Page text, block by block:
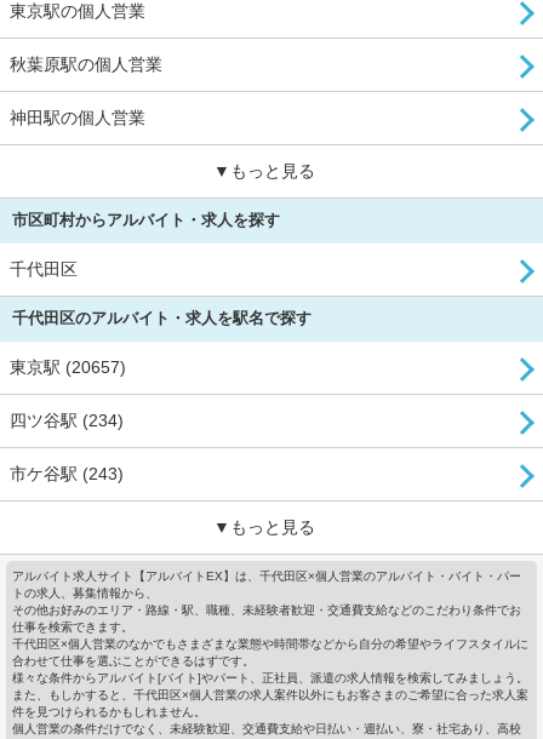
東京駅の個人営業
秋葉原駅の個人営業
神田駅の個人営業
▼もっと見る
市区町村からアルバイト・求人を探す
千代田区
千代田区のアルバイト・求人を駅名で探す
東京駅 (20657)
四ツ谷駅 (234)
市ケ谷駅 (243)
▼もっと見る
アルバイト求人サイト【アルバイトEX】は、千代田区×個人営業のアルバイト・バイト・パー
トの求人、募集情報から、
その他お好みのエリア・路線・駅、職種、未経験者歓迎・交通費支給などのこだわり条件でお
仕事を検索できます。
千代田区×個人営業のなかでもさまざまな業態や時間帯などから自分の希望やライフスタイルに
合わせて仕事を選ぶことができるはずです。
様々な条件からアルバイト[バイト]やパート、正社員、派遣の求人情報を検索してみましょう。
また、もしかすると、千代田区×個人営業の求人案件以外にもお客さまのご希望に合った求人案
件を見つけられるかもしれません。
個人営業の条件だけでなく、未経験歓迎、交通費支給や日払い・週払い、寮・社宅あり、高校